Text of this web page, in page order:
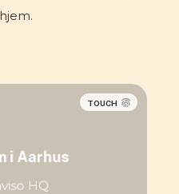
TOUCH
i Aarhus
HQ